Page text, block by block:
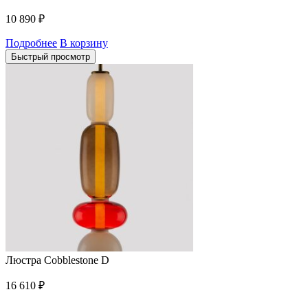
10 890 ₽
Подробнее В корзину
Быстрый просмотр
Люстра Cobblestone D
16 610 ₽